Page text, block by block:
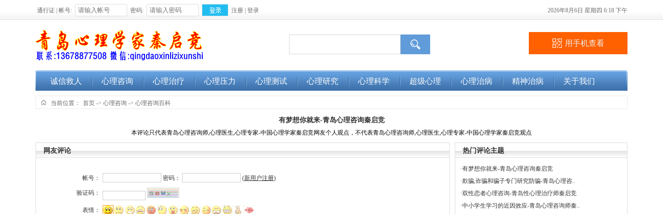
通行证 | 帐号: 密码: 注册 登录 2026年8月6日 星期四 6:18 下午
用手机查看
诚信救人 心理咨询 心理治疗 心理压力 心理测试 心理研究 心理科学 超级心理 心理治病 精神治病 关于我们
当前位置： 首页 -> 心理咨询 -> 心理咨询百科
有梦想你就来-青岛心理咨询秦启竞
本评论只代表青岛心理咨询师,心理医生,心理专家-中国心理学家秦启竞网友个人观点，不代表青岛心理咨询师,心理医生,心理专家-中国心理学家秦启竞观点
网友评论
帐号： 密码： (新用户注册)
验证码：
表情：
热门评论主题
·有梦想你就来-青岛心理咨询秦启竞
·欺骗,诈骗和骗子专门研究防骗-青岛心理咨..
·双性恋者心理咨询-青岛性心理治疗师秦启竞
·中小学生学习的近因效应-青岛心理咨询师秦..